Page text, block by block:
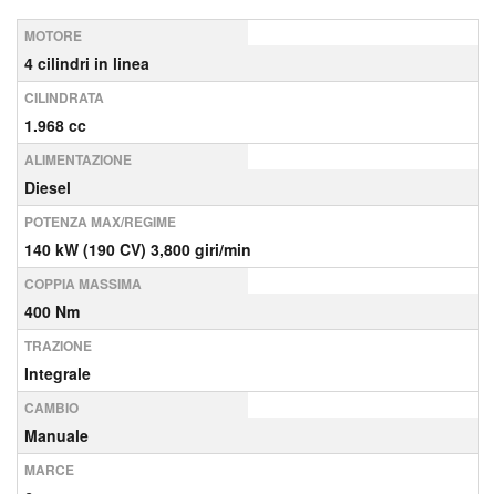
MOTORE
4 cilindri in linea
CILINDRATA
1.968 cc
ALIMENTAZIONE
Diesel
POTENZA MAX/REGIME
140 kW (190 CV) 3,800 giri/min
COPPIA MASSIMA
400 Nm
TRAZIONE
Integrale
CAMBIO
Manuale
MARCE